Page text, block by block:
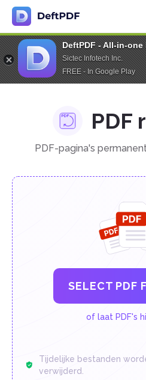
DeftPDF - All-in-one
Sictec Infotech Inc.
FREE - In Google Play
PDF
PDF-pagina's
SELECT PDF
of laat PDF's
Tijdelijke bestanden
verwijderd.